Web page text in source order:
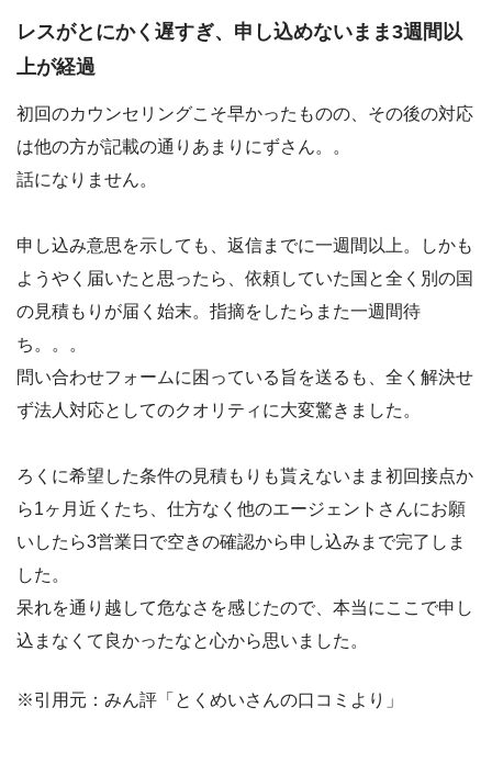
レスがとにかく遅すぎ、申し込めないまま3週間以
上が経過
初回のカウンセリングこそ早かったものの、その後の対応
は他の方が記載の通りあまりにずさん。。
話になりません。
申し込み意思を示しても、返信までに一週間以上。しかも
ようやく届いたと思ったら、依頼していた国と全く別の国
の見積もりが届く始末。指摘をしたらまた一週間待
ち。。。
問い合わせフォームに困っている旨を送るも、全く解決せ
ず法人対応としてのクオリティに大変驚きました。
ろくに希望した条件の見積もりも貰えないまま初回接点か
ら1ヶ月近くたち、仕方なく他のエージェントさんにお願
いしたら3営業日で空きの確認から申し込みまで完了しま
した。
呆れを通り越して危なさを感じたので、本当にここで申し
込まなくて良かったなと心から思いました。
※引用元：みん評「とくめいさんの口コミより」